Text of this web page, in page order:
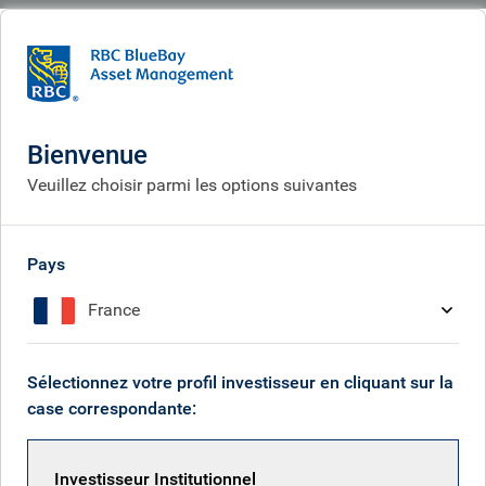
Who we are
À propos de nous
Bienvenue
Veuillez choisir parmi les options suivantes
Pays
France
Sélectionnez votre profil investisseur en cliquant sur la
case correspondante:
Investisseur Institutionnel